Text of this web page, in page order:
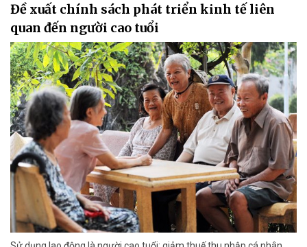
Đề xuất chính sách phát triển kinh tế liên
quan đến người cao tuổi